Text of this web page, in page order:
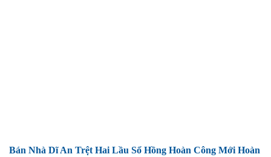
Bán Nhà Dĩ An Trệt Hai Lầu Sổ Hồng Hoàn Công Mới Hoàn